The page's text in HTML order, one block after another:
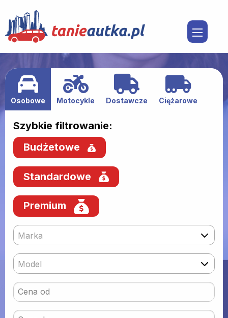
Osobowe Motocykle Dostawcze Ciężarowe
Szybkie filtrowanie:
Budżetowe
Standardowe
Premium
Marka
Model